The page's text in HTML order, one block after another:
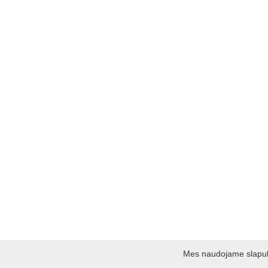
Mes naudojame